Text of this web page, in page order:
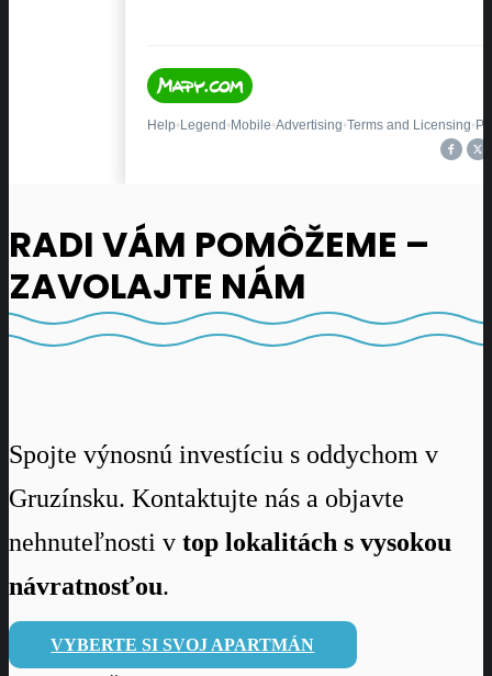
RADI VÁM POMÔŽEME –
ZAVOLAJTE NÁM
Spojte výnosnú investíciu s oddychom v
Gruzínsku. Kontaktujte nás a objavte
nehnuteľnosti v top lokalitách s vysokou
návratnosťou.
VYBERTE SI SVOJ APARTMÁN